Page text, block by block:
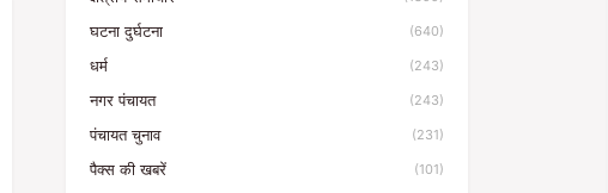
घटना दुर्घटना (640)
धर्म (243)
नगर पंचायत (243)
पंचायत चुनाव (231)
पैक्स की खबरें (101)